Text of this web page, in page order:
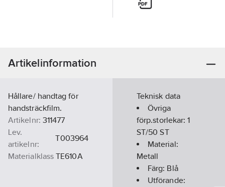
Artikelinformation
Hållare/ handtag för
handsträckfilm.
Artikelnr: 311477
Lev.
artikelnr:
T003964
Materialklass TE610A
Teknisk data
Övriga
förp.storlekar:1
ST/50 ST
Material:
Metall
Färg: Blå
Utförande: